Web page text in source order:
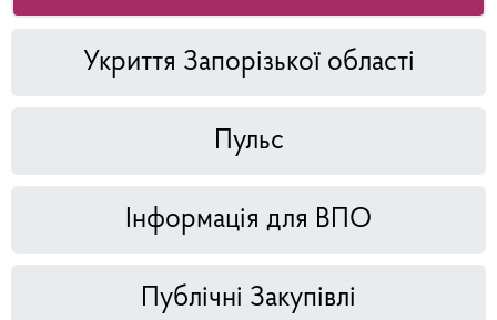
Укриття Запорізької області
Пульс
Інформація для ВПО
Публічні Закупівлі